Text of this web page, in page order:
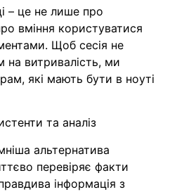
– це не лише про
вміння користуватися
Щоб сесія не
на витривалість, ми
які мають бути в ноуті
та аналіз
альтернатива
перевіряє факти
інформація з